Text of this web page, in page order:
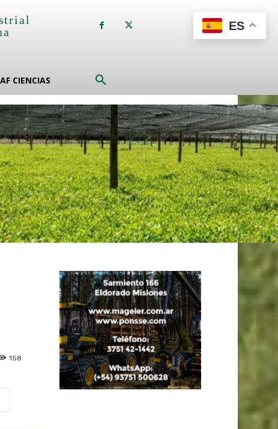
AF CIENCIAS
158
ES